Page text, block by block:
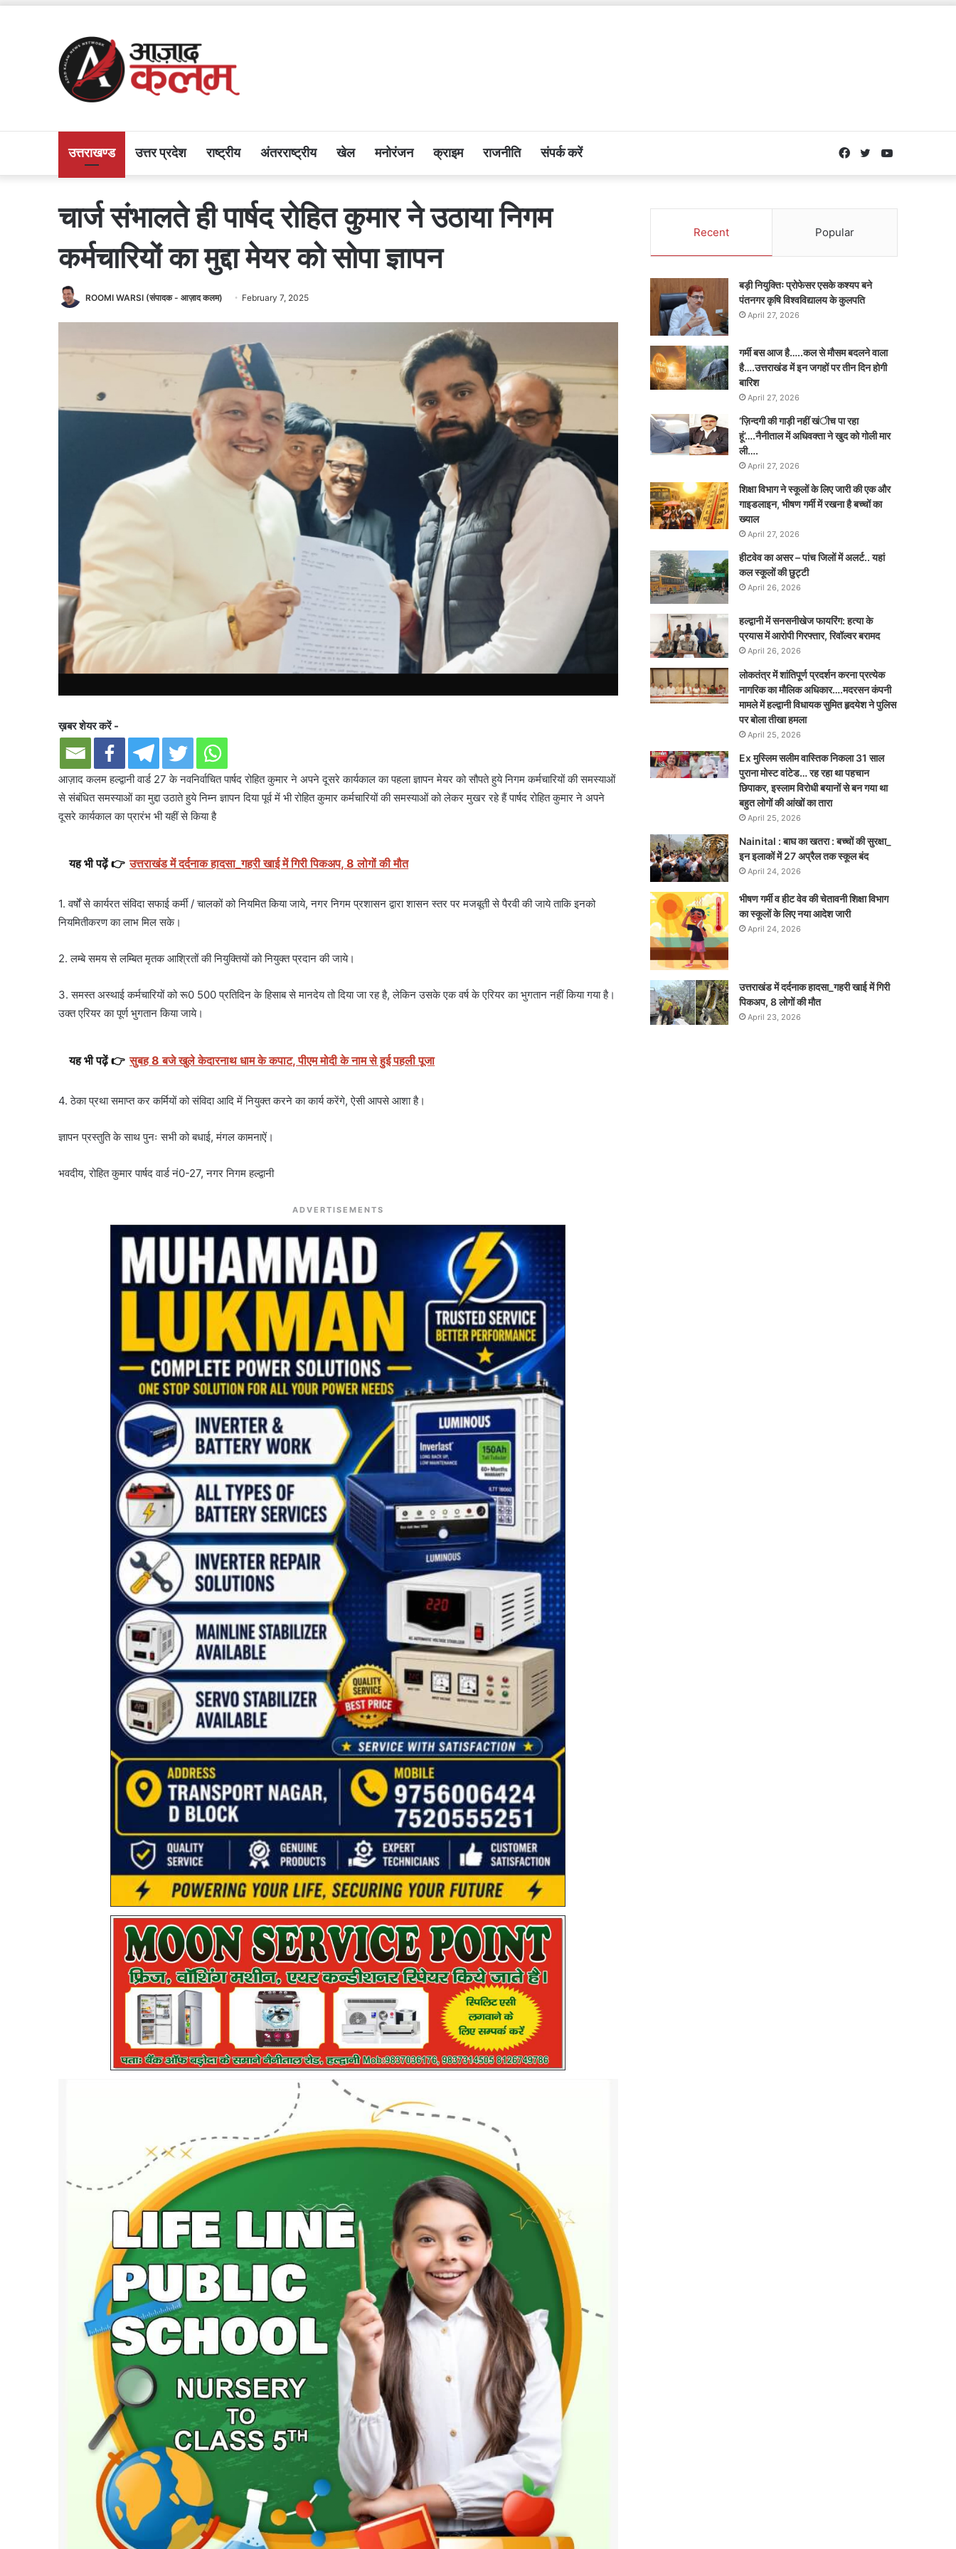
उत्तराखण्ड उत्तर प्रदेश राष्ट्रीय अंतरराष्ट्रीय खेल मनोरंजन क्राइम राजनीति संपर्क करें YouTube
Twitter
Facebook
चार्ज संभालते ही पार्षद रोहित कुमार ने उठाया निगम
कर्मचारियों का मुद्दा मेयर को सोपा ज्ञापन
ROOMI WARSI (संपादक - आज़ाद कलम) February 7, 2025
ख़बर शेयर करें -
आज़ाद कलम हल्द्वानी वार्ड 27 के नवनिर्वाचित पार्षद रोहित कुमार ने अपने दूसरे कार्यकाल का पहला ज्ञापन मेयर को सौपते हुये निगम कर्मचारियों की समस्याओं
से संबंधित समस्याओं का मुद्दा उठाते हुये निम्न ज्ञापन दिया पूर्व में भी रोहित कुमार कर्मचारियों की समस्याओं को लेकर मुखर रहे हैं पार्षद रोहित कुमार ने अपने
दूसरे कार्यकाल का प्रारंभ भी यहीं से किया है
यह भी पढ़ें 👉 उत्तराखंड में दर्दनाक हादसा_गहरी खाई में गिरी पिकअप, 8 लोगों की मौत
1. वर्षों से कार्यरत संविदा सफाई कर्मी / चालकों को नियमित किया जाये, नगर निगम प्रशासन द्वारा शासन स्तर पर मजबूती से पैरवी की जाये ताकि इनको
नियमितीकरण का लाभ मिल सके।
2. लम्बे समय से लम्बित मृतक आश्रितों की नियुक्तियों को नियुक्त प्रदान की जाये।
3. समस्त अस्थाई कर्मचारियों को रू0 500 प्रतिदिन के हिसाब से मानदेय तो दिया जा रह है, लेकिन उसके एक वर्ष के एरियर का भुगतान नहीं किया गया है।
उक्त एरियर का पूर्ण भुगतान किया जाये।
यह भी पढ़ें 👉 सुबह 8 बजे खुले केदारनाथ धाम के कपाट, पीएम मोदी के नाम से हुई पहली पूजा
4. ठेका प्रथा समाप्त कर कर्मियों को संविदा आदि में नियुक्त करने का कार्य करेंगे, ऐसी आपसे आशा है।
ज्ञापन प्रस्तुति के साथ पुनः सभी को बधाई, मंगल कामनाऐं।
भवदीय, रोहित कुमार पार्षद वार्ड नं0-27, नगर निगम हल्द्वानी
ADVERTISEMENTS
Recent Popular
बड़ी नियुक्तिः प्रोफेसर एसके कश्यप बने
पंतनगर कृषि विश्वविद्यालय के कुलपति
April 27, 2026
गर्मी बस आज है…..कल से मौसम बदलने वाला
है….उत्तराखंड में इन जगहों पर तीन दिन होगी
बारिश
April 27, 2026
‘ज़िन्दगी की गाड़ी नहीं खंीच पा रहा
हूं’….नैनीताल में अधिवक्ता ने खुद को गोली मार
ली….
April 27, 2026
शिक्षा विभाग ने स्कूलों के लिए जारी की एक और
गाइडलाइन, भीषण गर्मी में रखना है बच्चों का
ख्याल
April 27, 2026
हीटवेव का असर – पांच जिलों में अलर्ट.. यहां
कल स्कूलों की छुट्टी
April 26, 2026
हल्द्वानी में सनसनीखेज फायरिंग: हत्या के
प्रयास में आरोपी गिरफ्तार, रिवॉल्वर बरामद
April 26, 2026
लोकतंत्र में शांतिपूर्ण प्रदर्शन करना प्रत्येक
नागरिक का मौलिक अधिकार….मदरसन कंपनी
मामले में हल्द्वानी विधायक सुमित हृदयेश ने पुलिस
पर बोला तीखा हमला
April 25, 2026
Ex मुस्लिम सलीम वास्तिक निकला 31 साल
पुराना मोस्ट वांटेड… रह रहा था पहचान
छिपाकर, इस्लाम विरोधी बयानों से बन गया था
बहुत लोगों की आंखों का तारा
April 25, 2026
Nainital : बाघ का खतरा : बच्चों की सुरक्षा_
इन इलाकों में 27 अप्रैल तक स्कूल बंद
April 24, 2026
भीषण गर्मी व हीट वेव की चेतावनी शिक्षा विभाग
का स्कूलों के लिए नया आदेश जारी
April 24, 2026
उत्तराखंड में दर्दनाक हादसा_गहरी खाई में गिरी
पिकअप, 8 लोगों की मौत
April 23, 2026